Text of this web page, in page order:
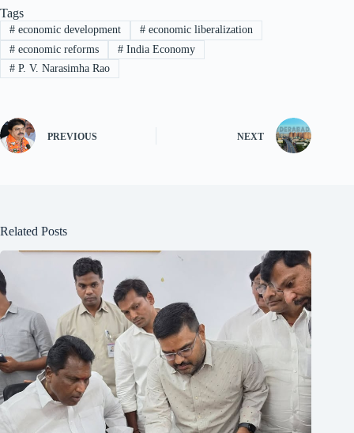
Tags
#economic development #economic liberalization
#economic reforms #India Economy
#P. V. Narasimha Rao
PREVIOUS NEXT
Related Posts